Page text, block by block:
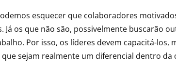
esquecer que colaboradores
Já os que não são, possivelmente buscarão
Por isso, os líderes devem capacitá-los,
sejam realmente um diferencial dentro da